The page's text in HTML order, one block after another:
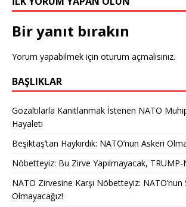
Bir yanıt bırakın
Yorum yapabilmek için oturum açmalısınız.
BAŞLIKLAR
Gözaltılarla Kanıtlanmak İstenen NATO
Hayaleti
Beşiktaş’tan Haykırdık: NATO’nun Askeri
Nöbetteyiz: Bu Zirve Yapılmayacak,
NATO Zirvesine Karşı Nöbetteyiz: NATO’nun
Olmayacağız!